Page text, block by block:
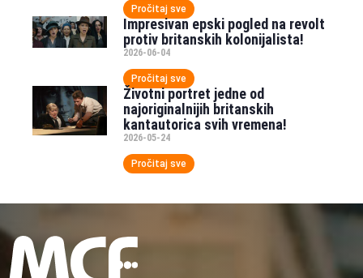
Pročitaj sve
Impresivan epski pogled na revolt
protiv britanskih kolonijalista!
2026-06-04
Pročitaj sve
Životni portret jedne od
najoriginalnijih britanskih
kantautorica svih vremena!
2026-05-24
Pročitaj sve